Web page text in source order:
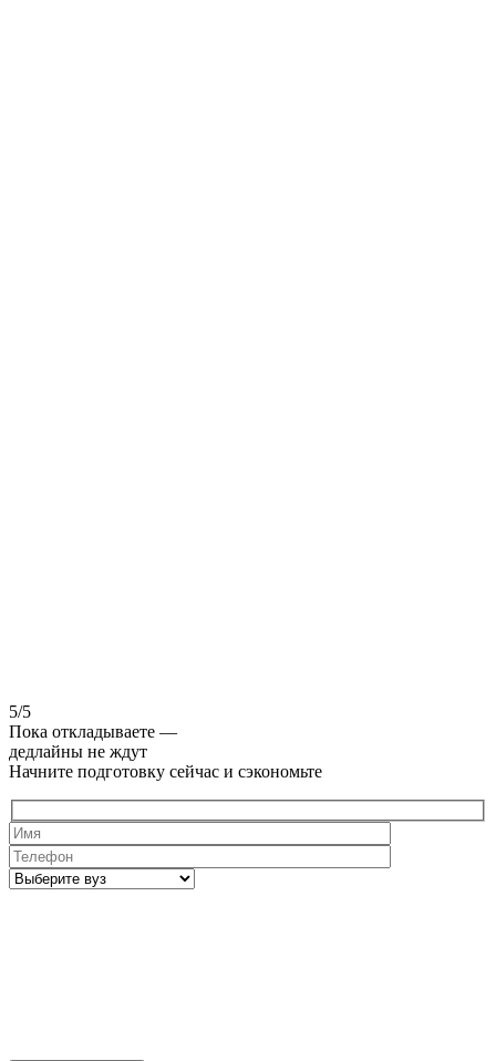
5/5
Пока откладываете —
дедлайны не ждут
Начните подготовку сейчас и сэкономьте